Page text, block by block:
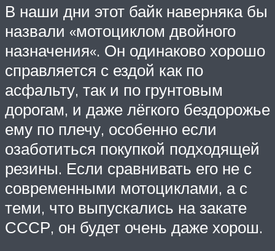
В наши дни этот байк наверняка бы
назвали «мотоциклом двойного
назначения«. Он одинаково хорошо
справляется с ездой как по
асфальту, так и по грунтовым
дорогам, и даже лёгкого бездорожье
ему по плечу, особенно если
озаботиться покупкой подходящей
резины. Если сравнивать его не с
современными мотоциклами, а с
теми, что выпускались на закате
СССР, он будет очень даже хорош.